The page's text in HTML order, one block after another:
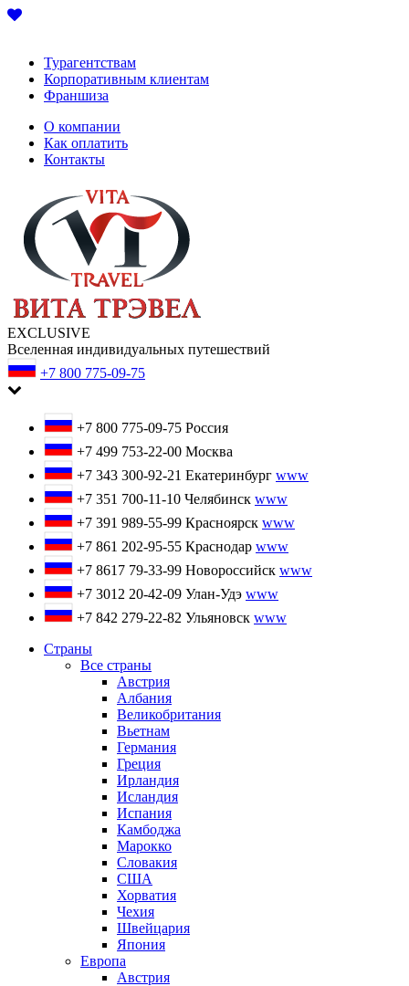
Турагентствам
Корпоративным клиентам
Франшиза
О компании
Как оплатить
Контакты
EXCLUSIVE
Вселенная индивидуальных путешествий
+7 800 775-09-75
+7 800 775-09-75 Россия
+7 499 753-22-00 Москва
+7 343 300-92-21 Екатеринбург www
+7 351 700-11-10 Челябинск www
+7 391 989-55-99 Красноярск www
+7 861 202-95-55 Краснодар www
+7 8617 79-33-99 Новороссийск www
+7 3012 20-42-09 Улан-Удэ www
+7 842 279-22-82 Ульяновск www
Страны
Все страны
Австрия
Албания
Великобритания
Вьетнам
Германия
Греция
Ирландия
Исландия
Испания
Камбоджа
Марокко
Словакия
США
Хорватия
Чехия
Швейцария
Япония
Европа
Австрия